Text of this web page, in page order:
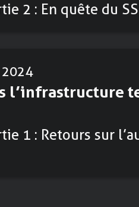
2 : En quête du
2024
l’infrastructure
1 : Retours sur